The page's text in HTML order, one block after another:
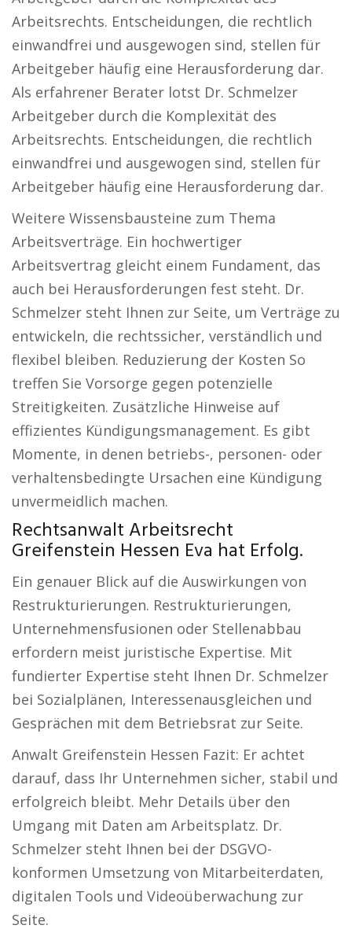
Arbeitsrechts. Entscheidungen, die rechtlich
einwandfrei und ausgewogen sind, stellen für
Arbeitgeber häufig eine Herausforderung dar.
Als erfahrener Berater lotst Dr. Schmelzer
Arbeitgeber durch die Komplexität des
Arbeitsrechts. Entscheidungen, die rechtlich
einwandfrei und ausgewogen sind, stellen für
Arbeitgeber häufig eine Herausforderung dar.
Weitere Wissensbausteine zum Thema
Arbeitsverträge. Ein hochwertiger
Arbeitsvertrag gleicht einem Fundament, das
auch bei Herausforderungen fest steht. Dr.
Schmelzer steht Ihnen zur Seite, um Verträge zu
entwickeln, die rechtssicher, verständlich und
flexibel bleiben. Reduzierung der Kosten So
treffen Sie Vorsorge gegen potenzielle
Streitigkeiten. Zusätzliche Hinweise auf
effizientes Kündigungsmanagement. Es gibt
Momente, in denen betriebs-, personen- oder
verhaltensbedingte Ursachen eine Kündigung
unvermeidlich machen.
Rechtsanwalt Arbeitsrecht
Greifenstein Hessen Eva hat Erfolg.
Ein genauer Blick auf die Auswirkungen von
Restrukturierungen. Restrukturierungen,
Unternehmensfusionen oder Stellenabbau
erfordern meist juristische Expertise. Mit
fundierter Expertise steht Ihnen Dr. Schmelzer
bei Sozialplänen, Interessenausgleichen und
Gesprächen mit dem Betriebsrat zur Seite.
Anwalt Greifenstein Hessen Fazit: Er achtet
darauf, dass Ihr Unternehmen sicher, stabil und
erfolgreich bleibt. Mehr Details über den
Umgang mit Daten am Arbeitsplatz. Dr.
Schmelzer steht Ihnen bei der DSGVO-
konformen Umsetzung von Mitarbeiterdaten,
digitalen Tools und Videoüberwachung zur
Seite.